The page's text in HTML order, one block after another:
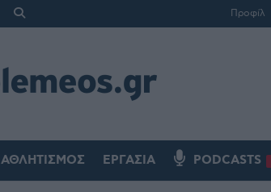
Προφίλ
ΑΘΛΗΤΙΣΜΌΣ ΕΡΓΑΣΊΑ PODCASTS